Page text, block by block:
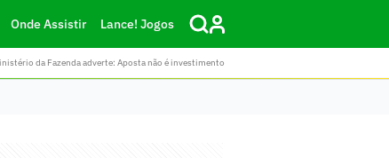
Onde Assistir Lance! Jogos
da Fazenda adverte: Aposta não é investimento